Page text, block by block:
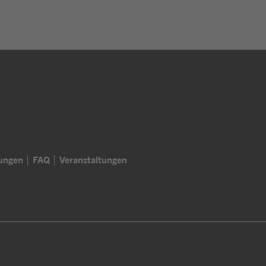
FAQ Veranstaltungen